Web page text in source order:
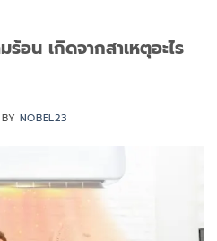
อน เกิดจากสาเหตุอะไร
BY NOBEL23